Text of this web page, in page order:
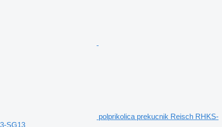
polprikolica prekucnik Reisch RHKS-
3-SG13